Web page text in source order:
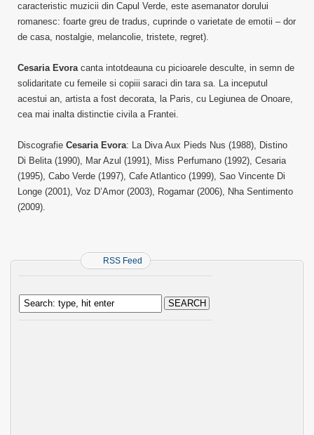
caracteristic muzicii din Capul Verde, este asemanator dorului
romanesc: foarte greu de tradus, cuprinde o varietate de emotii – dor
de casa, nostalgie, melancolie, tristete, regret).
Cesaria Evoracanta intotdeauna cu picioarele desculte, in semn de
solidaritate cu femeile si copiii saraci din tara sa. La inceputul
acestui an, artista a fost decorata, la Paris, cu Legiunea de Onoare,
cea mai inalta distinctie civila a Frantei.
Discografie Cesaria Evora: La Diva Aux Pieds Nus (1988), Distino
Di Belita (1990), Mar Azul (1991), Miss Perfumano (1992), Cesaria
(1995), Cabo Verde (1997), Cafe Atlantico (1999), Sao Vincente Di
Longe (2001), Voz D’Amor (2003), Rogamar (2006), Nha Sentimento
(2009).
RSS Feed